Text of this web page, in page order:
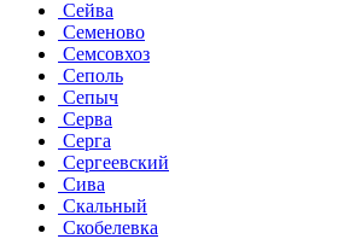
Сейва
Семеново
Семсовхоз
Сеполь
Сепыч
Серва
Серга
Сергеевский
Сива
Скальный
Скобелевка